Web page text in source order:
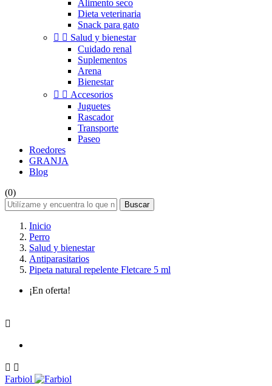
Alimento seco
Dieta veterinaria
Snack para gato
  Salud y bienestar
Cuidado renal
Suplementos
Arena
Bienestar
  Accesorios
Juguetes
Rascador
Transporte
Paseo
Roedores
GRANJA
Blog
(0)
Buscar
Inicio
Perro
Salud y bienestar
Antiparasitarios
Pipeta natural repelente Fletcare 5 ml
¡En oferta!

 
Farbiol